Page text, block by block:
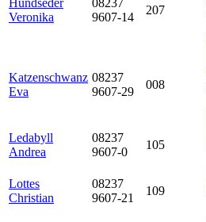
Hundseder
Veronika
08237
9607-14
207
Katzenschwanz
Eva
08237
9607-29
008
Ledabyll
Andrea
08237
9607-0
105
Lottes
Christian
08237
9607-21
109